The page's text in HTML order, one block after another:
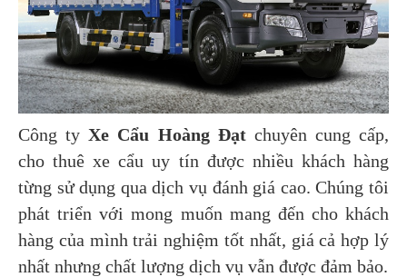
Công tyXe Cẩu Hoàng Đạtchuyên cung cấp,
cho thuê xe cẩu uy tín được nhiều khách hàng
từng sử dụng qua dịch vụ đánh giá cao. Chúng tôi
phát triển với mong muốn mang đến cho khách
hàng của mình trải nghiệm tốt nhất, giá cả hợp lý
nhất nhưng chất lượng dịch vụ vẫn được đảm bảo.